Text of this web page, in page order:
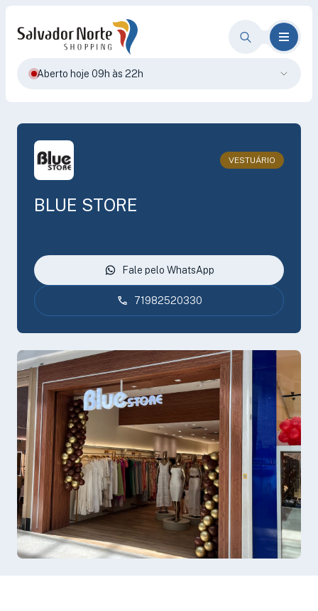
Aberto hoje 09h às 22h
VESTUÁRIO
BLUE STORE
Fale pelo WhatsApp
71982520330